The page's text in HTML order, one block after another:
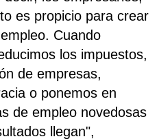
es propicio para crear
Cuando
los impuestos,
de empresas,
o ponemos en
de empleo novedosas
llegan",